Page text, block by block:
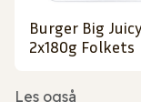
Burger Big Juicy
2x180g Folkets
Les også